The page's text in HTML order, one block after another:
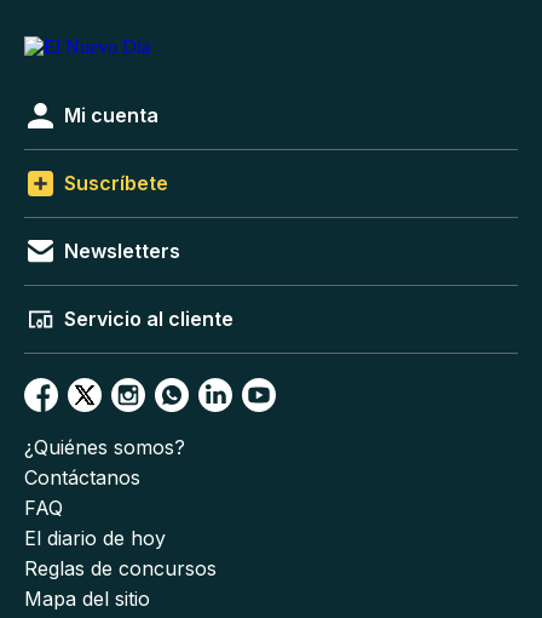
Mi cuenta
Suscríbete
Newsletters
Servicio al cliente
¿Quiénes somos?
Contáctanos
FAQ
El diario de hoy
Reglas de concursos
Mapa del sitio